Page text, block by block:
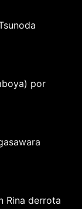
por
Rina derrota